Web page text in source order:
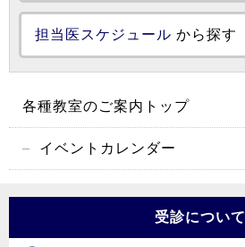
担当医スケジュール から探す
各種教室のご案内トップ
イベントカレンダー
受診について